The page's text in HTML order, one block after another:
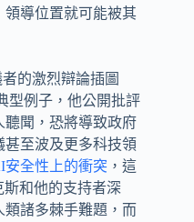
導位置就可能被其
型例子，他公開批評
聞，恐將導致政府
至波及更多科技領
安全性上的衝突 ，這
和他的支持者深
諸多棘手難題，而